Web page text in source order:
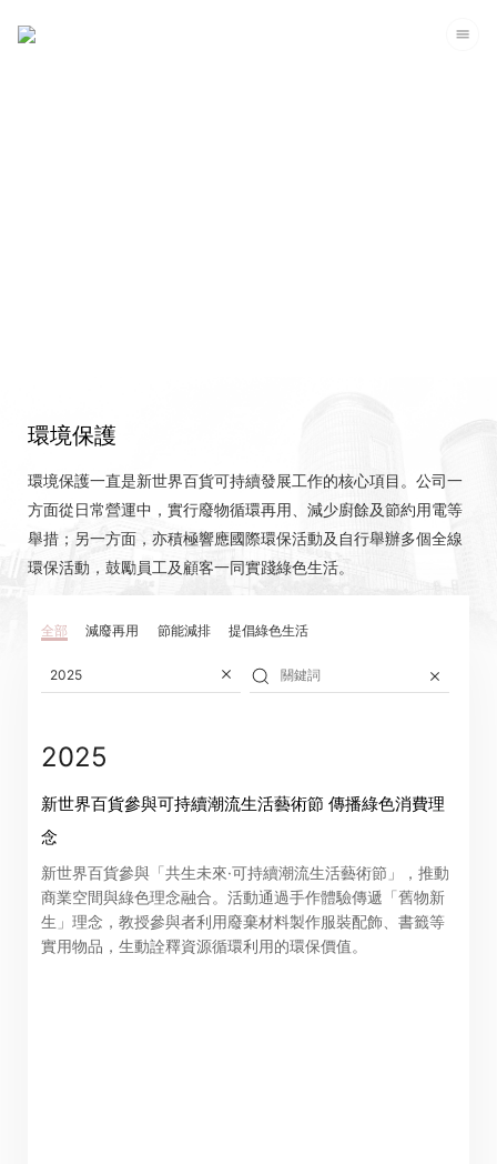
環境保護
環境保護一直是新世界百貨可持續發展工作的核心項目。公司一
方面從日常營運中，實行廢物循環再用、減少廚餘及節約用電等
舉措；另一方面，亦積極響應國際環保活動及自行舉辦多個全線
環保活動，鼓勵員工及顧客一同實踐綠色生活。
全部 減廢再用 節能減排 提倡綠色生活
2025
2025
新世界百貨參與可持續潮流生活藝術節 傳播綠色消費理
念
新世界百貨參與「共生未來·可持續潮流生活藝術節」，推動
商業空間與綠色理念融合。活動通過手作體驗傳遞「舊物新
生」理念，教授參與者利用廢棄材料製作服裝配飾、書籤等
實用物品，生動詮釋資源循環利用的環保價值。